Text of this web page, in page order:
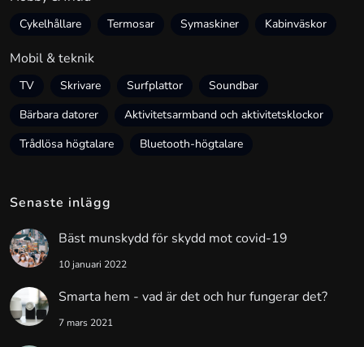
Cykelhållare Termosar Symaskiner Kabinväskor
Mobil & teknik
TV Skrivare Surfplattor
Soundbar
Bärbara datorer
Aktivitetsarmband och aktivitetsklockor
Trådlösa högtalare
Bluetooth-högtalare
Senaste inlägg
Bäst munskydd för skydd mot covid-19
10 januari 2022
Smarta hem - vad är det och hur fungerar det?
7 mars 2021